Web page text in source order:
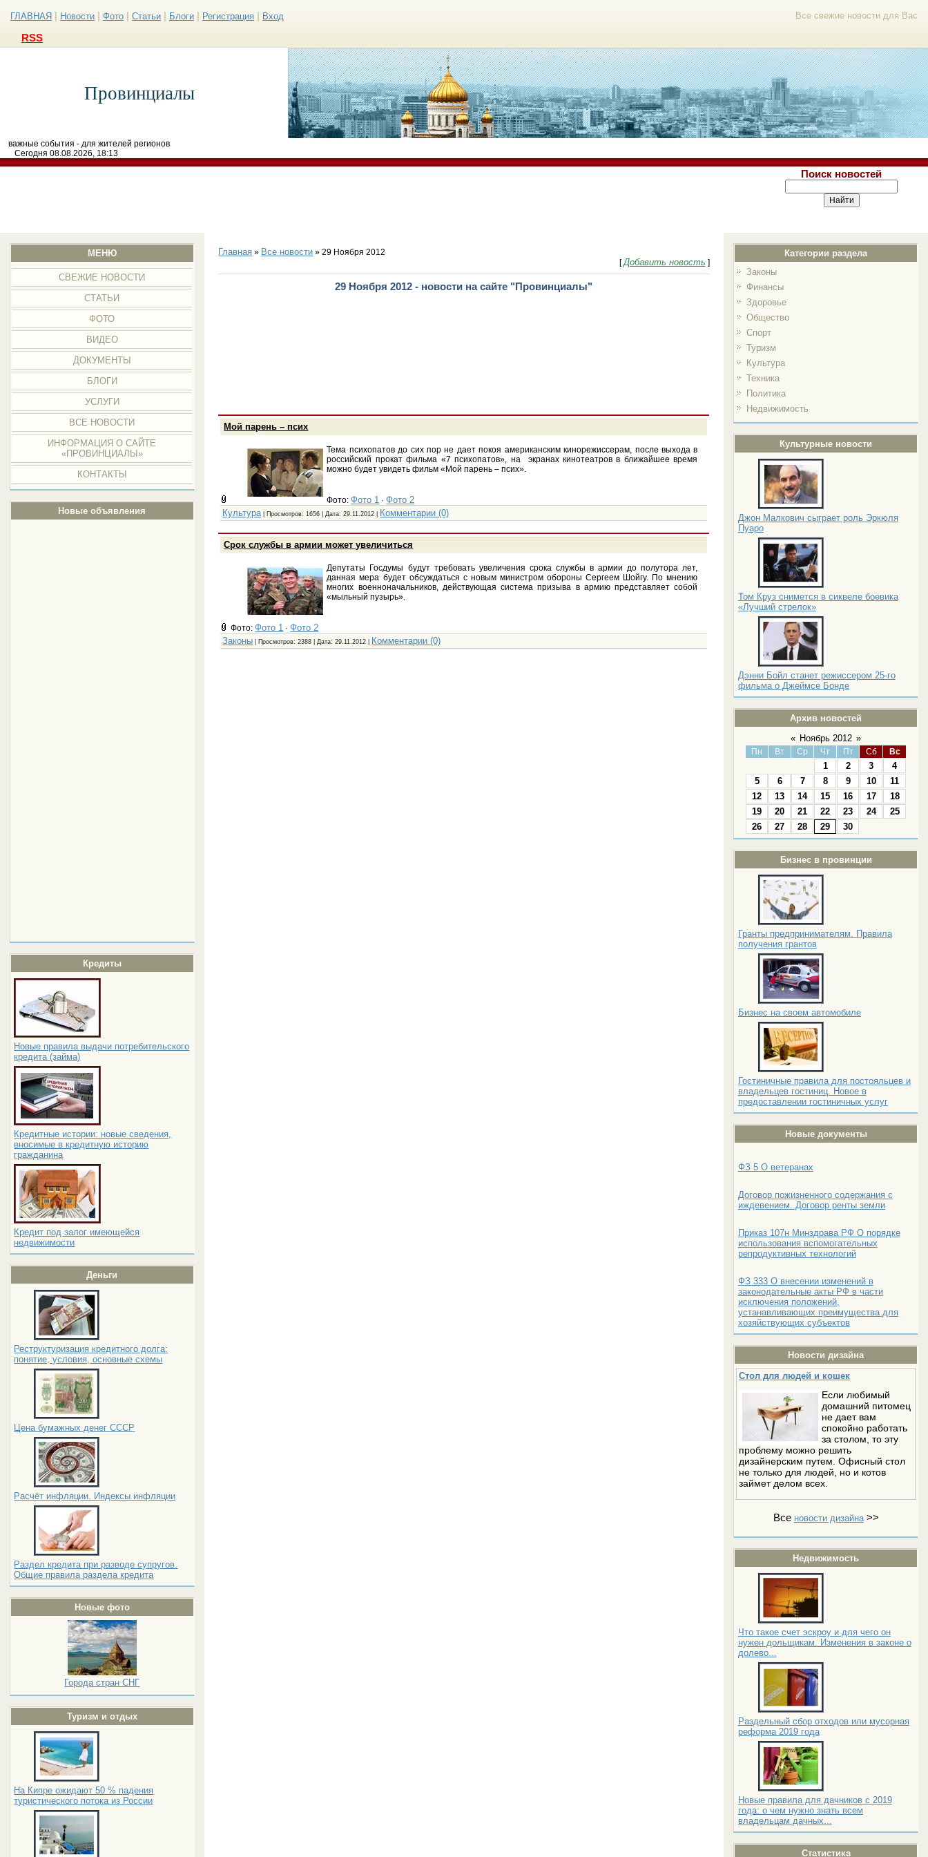
Все свежие новости для Вас
ГЛАВНАЯ Новости Фото Статьи Блоги Регистрация Вход
RSS
Провинциалы
важные события - для жителей регионов
Сегодня 08.08.2026, 18:13
Поиск новостей
МЕНЮ
СВЕЖИЕ НОВОСТИ
СТАТЬИ
ФОТО
ВИДЕО
ДОКУМЕНТЫ
БЛОГИ
УСЛУГИ
ВСЕ НОВОСТИ
ИНФОРМАЦИЯ О САЙТЕ
«ПРОВИНЦИАЛЫ»
КОНТАКТЫ
Новые объявления
Кредиты
Новые правила выдачи потребительского
кредита (займа)
Кредитные истории: новые сведения,
вносимые в кредитную историю
гражданина
Кредит под залог имеющейся
недвижимости
Деньги
Реструктуризация кредитного долга:
понятие, условия, основные схемы
Цена бумажных денег СССР
Расчёт инфляции. Индексы инфляции
Раздел кредита при разводе супругов.
Общие правила раздела кредита
Новые фото
Города стран СНГ
Туризм и отдых
На Кипре ожидают 50 % падения
туристического потока из России
Категории раздела
Законы
Финансы
Здоровье
Общество
Спорт
Туризм
Культура
Техника
Политика
Недвижимость
Культурные новости
Джон Малкович сыграет роль Эркюля
Пуаро
Том Круз снимется в сиквеле боевика
«Лучший стрелок»
Дэнни Бойл станет режиссером 25-го
фильма о Джеймсе Бонде
Архив новостей
« Ноябрь 2012 »
Пн Вт Ср Чт Пт Сб Вс
1 2 3
4
5
6 7 8 9 10
11
12
13 14 15 16 17
18
19
20 21 22 23 24
25
26
27 28 29 30
Бизнес в провинции
Гранты предпринимателям. Правила
получения грантов
Бизнес на своем автомобиле
Гостиничные правила для постояльцев и
владельцев гостиниц. Новое в
предоставлении гостиничных услуг
Новые документы
ФЗ 5 О ветеранах
Договор пожизненного содержания с
иждевением. Договор ренты земли
Приказ 107н Минздрава РФ О порядке
использования вспомогательных
репродуктивных технологий
ФЗ 333 О внесении изменений в
законодательные акты РФ в части
исключения положений,
устанавливающих преимущества для
хозяйствующих субъектов
Новости дизайна
Стол для людей и кошек
Если любимый
домашний питомец
не дает вам
спокойно работать
за столом, то эту
проблему можно решить
дизайнерским путем. Офисный стол
не только для людей, но и котов
займет делом всех.
Все новости дизайна>>
Недвижимость
Что такое счет эскроу и для чего он
нужен дольщикам. Изменения в законе о
долево...
Раздельный сбор отходов или мусорная
реформа 2019 года
Новые правила для дачников с 2019
года: о чем нужно знать всем
владельцам дачных...
Статистика
Главная » Все новости » 29 Ноября 2012
[Добавить новость ]
29 Ноября 2012 - новости на сайте "Провинциалы"
Мой парень – псих
Тема психопатов до сих пор не дает покоя американским кинорежиссерам, после выхода в
российский прокат фильма «7 психопатов», на экранах кинотеатров в ближайшее время
можно будет увидеть фильм «Мой парень – псих».
Фото:Фото 1 ·Фото 2
Культура | Просмотров: 1656 | Дата:29.11.2012 Комментарии (0)
Срок службы в армии может увеличиться
Депутаты Госдумы будут требовать увеличения срока службы в армии до полутора лет,
данная мера будет обсуждаться с новым министром обороны Сергеем Шойгу. По мнению
многих военноначальников, действующая система призыва в армию представляет собой
«мыльный пузырь».
Фото:Фото 1 ·Фото 2
Законы | Просмотров: 2388 | Дата:29.11.2012 Комментарии (0)